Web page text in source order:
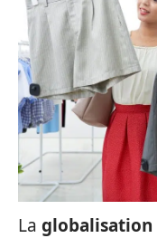
La globalisation